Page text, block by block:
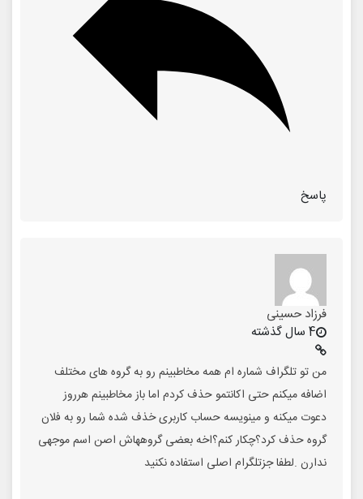
پاسخ
فرزاد حسینی
4 سال گذشته
من تو تلگراف شماره ام همه مخاطبینم رو به گروه های مختلف
اضافه میکنم حتی اکانتمو حذف کردم اما باز مخاطبینم هرروز
دعوت میکنه و مینویسه حساب کاربری خذف شده شما رو به فلان
گروه حذف کرد؟چکار کنم؟اخه بعضی گروههاش اصن اسم موجهی
ندارن .لطفا جزتلگرام اصلی استفاده نکنید